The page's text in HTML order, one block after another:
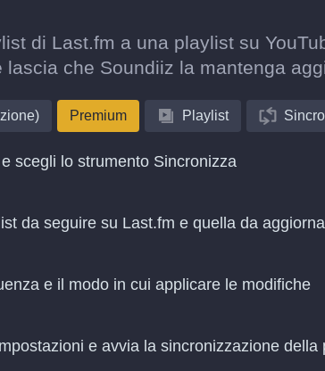
di Last.fm a una playlist su
lascia che Soundiiz la mantenga
Premium Playlist
scegli lo strumento Sincronizza
da seguire su Last.fm e quella da
e il modo in cui applicare le modifiche
e avvia la sincronizzazione della